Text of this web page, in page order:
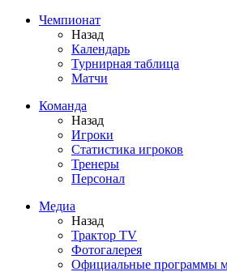
Чемпионат
Назад
Календарь
Турнирная таблица
Матчи
Команда
Назад
Игроки
Статистика игроков
Тренеры
Персонал
Медиа
Назад
Трактор TV
Фотогалерея
Официальные программы